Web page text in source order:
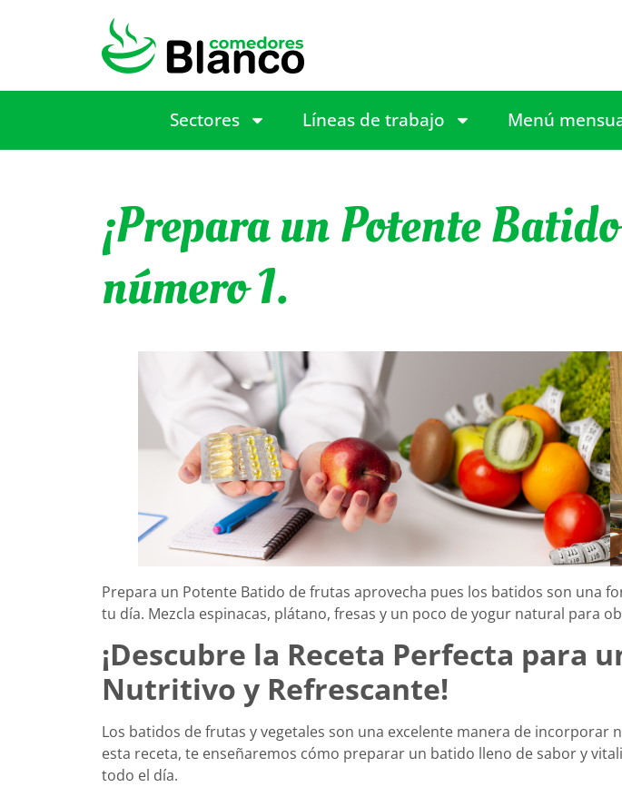
Sectores Líneas de trabajo Menú
¡Prepara un Potente
número 1.
Prepara un Potente Batido de frutas aprovecha pues los batidos son una
tu día. Mezcla espinacas, plátano, fresas y un poco de yogur natural para
¡Descubre la Receta Perfecta para
Nutritivo y Refrescante!
Los batidos de frutas y vegetales son una excelente manera de
esta receta, te enseñaremos cómo preparar un batido lleno de sabor y
todo el día.